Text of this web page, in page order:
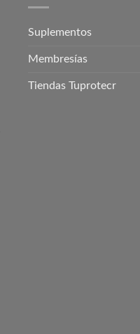
Suplementos
Membresías
Tiendas Tuprotecr